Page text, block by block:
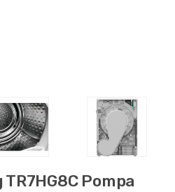
Pompa